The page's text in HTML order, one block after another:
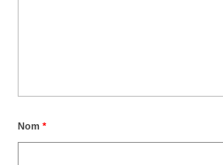
Nom *